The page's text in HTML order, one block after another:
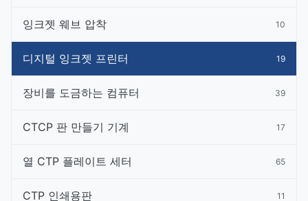
잉크젯 웨브 압착 10
디지털 잉크젯 프린터 19
장비를 도금하는 컴퓨터 39
CTCP 판 만들기 기계 17
열 CTP 플레이트 세터 65
CTP 인쇄용판 11